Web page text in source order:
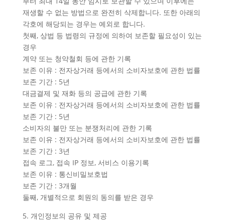
재생할 수 없는 방법으로 완전히 삭제합니다. 또한 아래의
각호에 해당되는 경우는 예외로 합니다.
첫째, 상법 등 법령의 규정에 의하여 보존할 필요성이 있는
경우
계약 또는 청약철회 등에 관한 기록
보존 이유 : 전자상거래 등에서의 소비자보호에 관한 법률
보존 기간 : 5년
대금결제 및 재화 등의 공급에 관한 기록
보존 이유 : 전자상거래 등에서의 소비자보호에 관한 법률
보존 기간 : 5년
소비자의 불만 또는 분쟁처리에 관한 기록
보존 이유 : 전자상거래 등에서의 소비자보호에 관한 법률
보존 기간 : 3년
접속 로그, 접속 IP 정보, 서비스 이용기록
보존 이유 : 통신비밀보호법
보존 기간 : 3개월
둘째, 개별적으로 회원의 동의를 받은 경우
5. 개인정보의 공유 및 제공